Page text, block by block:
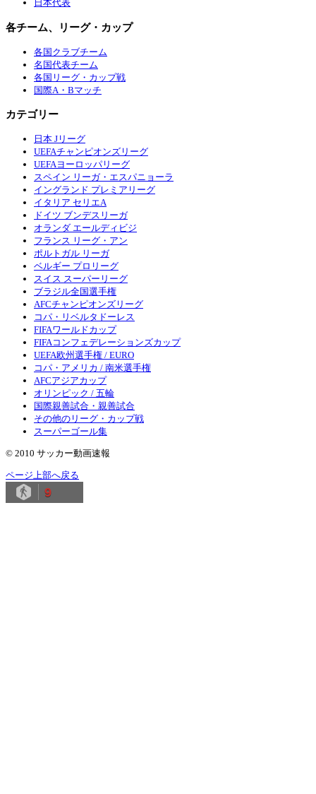
日本代表
各チーム、リーグ・カップ
各国クラブチーム
名国代表チーム
各国リーグ・カップ戦
国際A・Bマッチ
カテゴリー
日本 Jリーグ
UEFAチャンピオンズリーグ
UEFAヨーロッパリーグ
スペイン リーガ・エスパニョーラ
イングランド プレミアリーグ
イタリア セリエA
ドイツ ブンデスリーガ
オランダ エールディビジ
フランス リーグ・アン
ポルトガル リーガ
ベルギー プロリーグ
スイス スーパーリーグ
ブラジル全国選手権
AFCチャンピオンズリーグ
コパ・リベルタドーレス
FIFAワールドカップ
FIFAコンフェデレーションズカップ
UEFA欧州選手権 / EURO
コパ・アメリカ / 南米選手権
AFCアジアカップ
オリンピック / 五輪
国際親善試合・親善試合
その他のリーグ・カップ戦
スーパーゴール集
© 2010 サッカー動画速報
ページ上部へ戻る
9